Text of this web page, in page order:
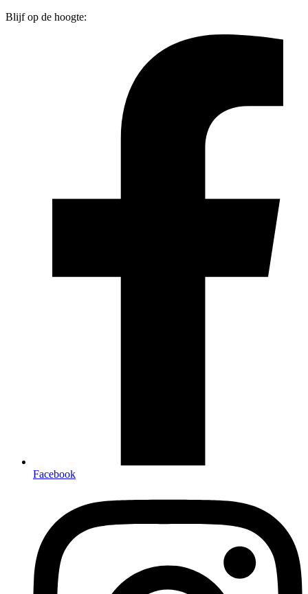
Blijf op de hoogte:
Facebook